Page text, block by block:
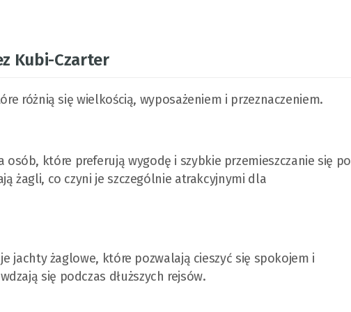
Kubi-Czarter
różnią się wielkością, wyposażeniem i przeznaczeniem.
które preferują wygodę i szybkie przemieszczanie się po
żagli, co czyni je szczególnie atrakcyjnymi dla
jachty żaglowe, które pozwalają cieszyć się spokojem i
się podczas dłuższych rejsów.